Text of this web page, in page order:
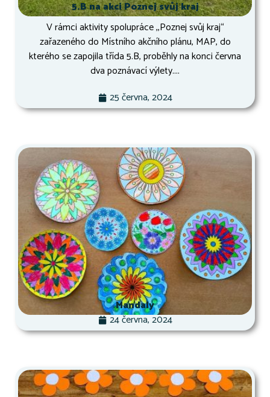
5.B na akci Poznej svůj kraj
V rámci aktivity spolupráce ,,Poznej svůj kraj“
zařazeného do Místního akčního plánu, MAP, do
kterého se zapojila třída 5.B, proběhly na konci června
dva poznávací výlety....
25 června, 2024
Mandaly
24 června, 2024